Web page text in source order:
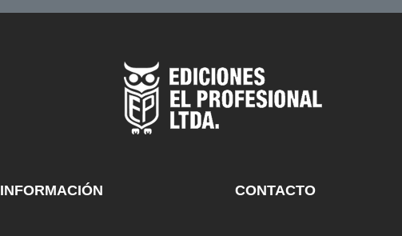
INFORMACIÓN CONTACTO